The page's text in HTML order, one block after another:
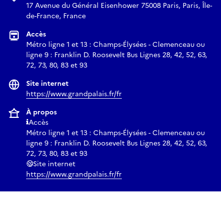
de fiction caractérise sa pratique. Il part du principe que
l’histoire constitue un enregistrement de séquences
de faits incontestables. À travers des reconstructions
élaborées d’événements historiques, Shawky réévalue et
interroge les ambiguïtés des documents d’archives
Créé pour le Pavillon égyptien à l’occasion de la 60e édition
de l’Exposition internationale d’art de la Biennale de Venise,
Drama 1882 prolonge cette pratique des reconstitutions
historiques. Ce film opératique en huit parties examine la
révolution nationaliste d’Urabi en Égypte contre la
domination impériale (1879-1882). Dirigé par le colonel
Ahmed Urabi, qui gravit les échelons militaires depuis ses
origines paysannes jusqu’à fonder le Parti nationaliste
égyptien, le mouvement militait pour assurer l’Égypte aux
Égyptiens. Mais que s’est-il exactement passé en 1882 pour
17 Avenue du Général Eisenhower 75008 Paris, Paris, Île-
de-France, France
Accès
Métro ligne 1 et 13 : Champs-Élysées - Clemenceau ou
ligne 9 : Franklin D. Roosevelt Bus Lignes 28, 42, 52, 63,
72, 73, 80, 83 et 93
Site internet
https://www.grandpalais.fr/fr
À propos
Accès
Métro ligne 1 et 13 : Champs-Élysées - Clemenceau ou
ligne 9 : Franklin D. Roosevelt Bus Lignes 28, 42, 52, 63,
72, 73, 80, 83 et 93
Site internet
https://www.grandpalais.fr/fr